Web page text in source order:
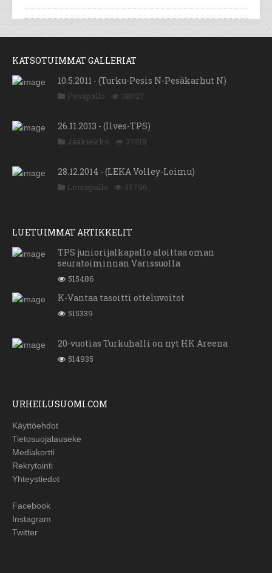
KATSOTUIMMAT GALLERIAT
10.5.2011 - (Turku-Pesis N-Pesäkarhut N)
Pesäpallo 38027
26.11.2013 - (Ilves-TPS)
Jääkiekko 37518
28.12.2014 - (LEKA Volley-Loimu)
Lentopallo 35796
LUETUIMMAT ARTIKKELIT
TPS juniorijalkapallo aloittaa oman
seuratoiminnan Varissuolla
515486
K-Vantaa tasoitti otteluvoitot
515339
20-vuotias Turkuhalli on nyt HK Areena
514935
URHEILUSUOMI.COM
Käyttöehdot
Tietosuojalauseke
Mediakortti
Rekrytointi
Yhteystiedot
Facebook
Instagram
Twitter